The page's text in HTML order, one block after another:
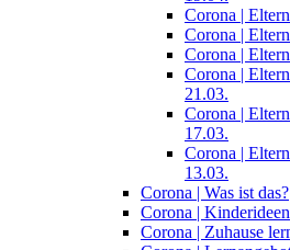
Corona |
Corona |
Corona |
Corona |
21.03.
Corona |
17.03.
Corona |
13.03.
Corona | Was ist das?
Corona | Kinderideen
Corona | Zuhause